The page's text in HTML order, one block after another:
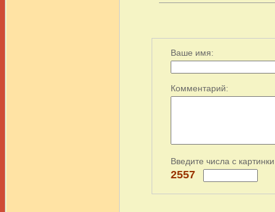
Ваше имя:
Комментарий:
Введите числа с
2557